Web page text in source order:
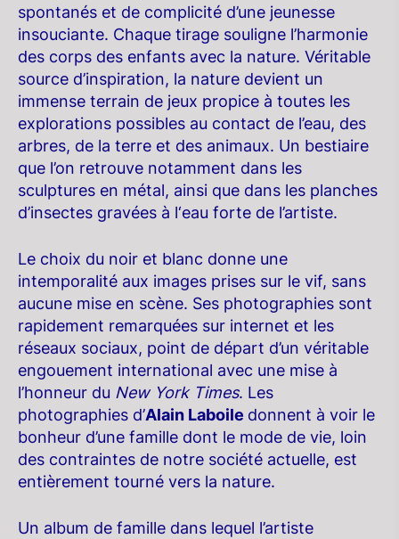
spontanés et de complicité d’une jeunesse
insouciante. Chaque tirage souligne l’harmonie
des corps des enfants avec la nature. Véritable
source d’inspiration, la nature devient un
immense terrain de jeux propice à toutes les
explorations possibles au contact de l’eau, des
arbres, de la terre et des animaux. Un bestiaire
que l’on retrouve notamment dans les
sculptures en métal, ainsi que dans les planches
d’insectes gravées à l‘eau forte de l’artiste.
Le choix du noir et blanc donne une
intemporalité aux images prises sur le vif, sans
aucune mise en scène. Ses photographies sont
rapidement remarquées sur internet et les
réseaux sociaux, point de départ d’un véritable
engouement international avec une mise à
l’honneur du New York Times. Les
photographies d’Alain Laboile donnent à voir le
bonheur d’une famille dont le mode de vie, loin
des contraintes de notre société actuelle, est
entièrement tourné vers la nature.
Un album de famille dans lequel l’artiste